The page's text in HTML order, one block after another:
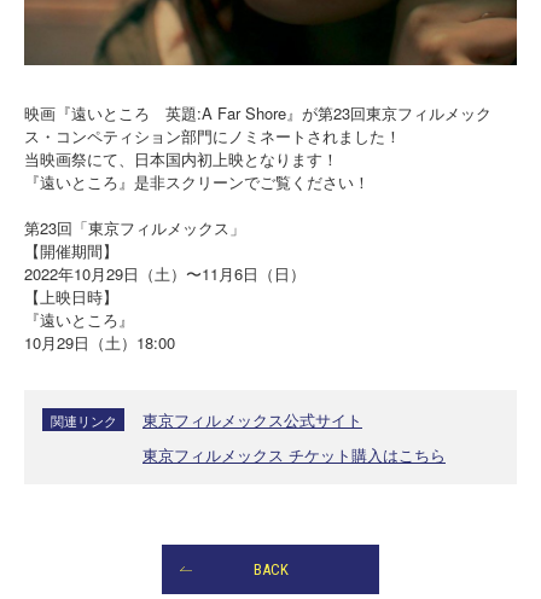
映画『遠いところ 英題:A Far Shore』が第23回東京フィルメック
ス・コンペティション部門にノミネートされました！
当映画祭にて、日本国内初上映となります！
『遠いところ』是非スクリーンでご覧ください！
第23回「東京フィルメックス」
【開催期間】
2022年10月29日（土）〜11月6日（日）
【上映日時】
『遠いところ』
10月29日（土）18:00
関連リンク
東京フィルメックス公式サイト
東京フィルメックス チケット購入はこちら
BACK